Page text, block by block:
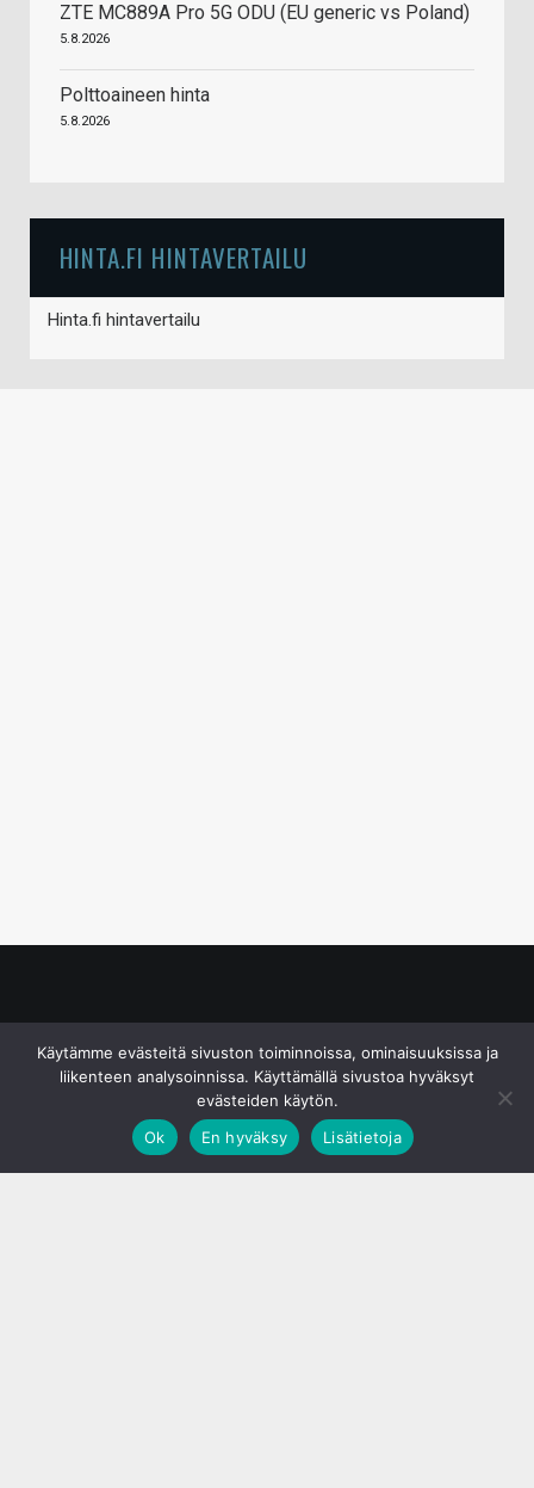
ZTE MC889A Pro 5G ODU (EU generic vs Poland)
5.8.2026
Polttoaineen hinta
5.8.2026
HINTA.FI HINTAVERTAILU
Hinta.fi hintavertailu
Käytämme evästeitä sivuston toiminnoissa, ominaisuuksissa ja
liikenteen analysoinnissa. Käyttämällä sivustoa hyväksyt
evästeiden käytön.
Ok
En hyväksy Lisätietoja